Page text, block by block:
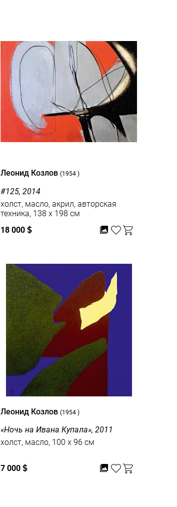
Леонид Козлов (1954 )
#125, 2014
холст, масло, акрил, авторская
техника, 138 x 198 см
18 000 $
Леонид Козлов (1954 )
«Ночь на Ивана Купала», 2011
холст, масло, 100 x 96 см
7 000 $